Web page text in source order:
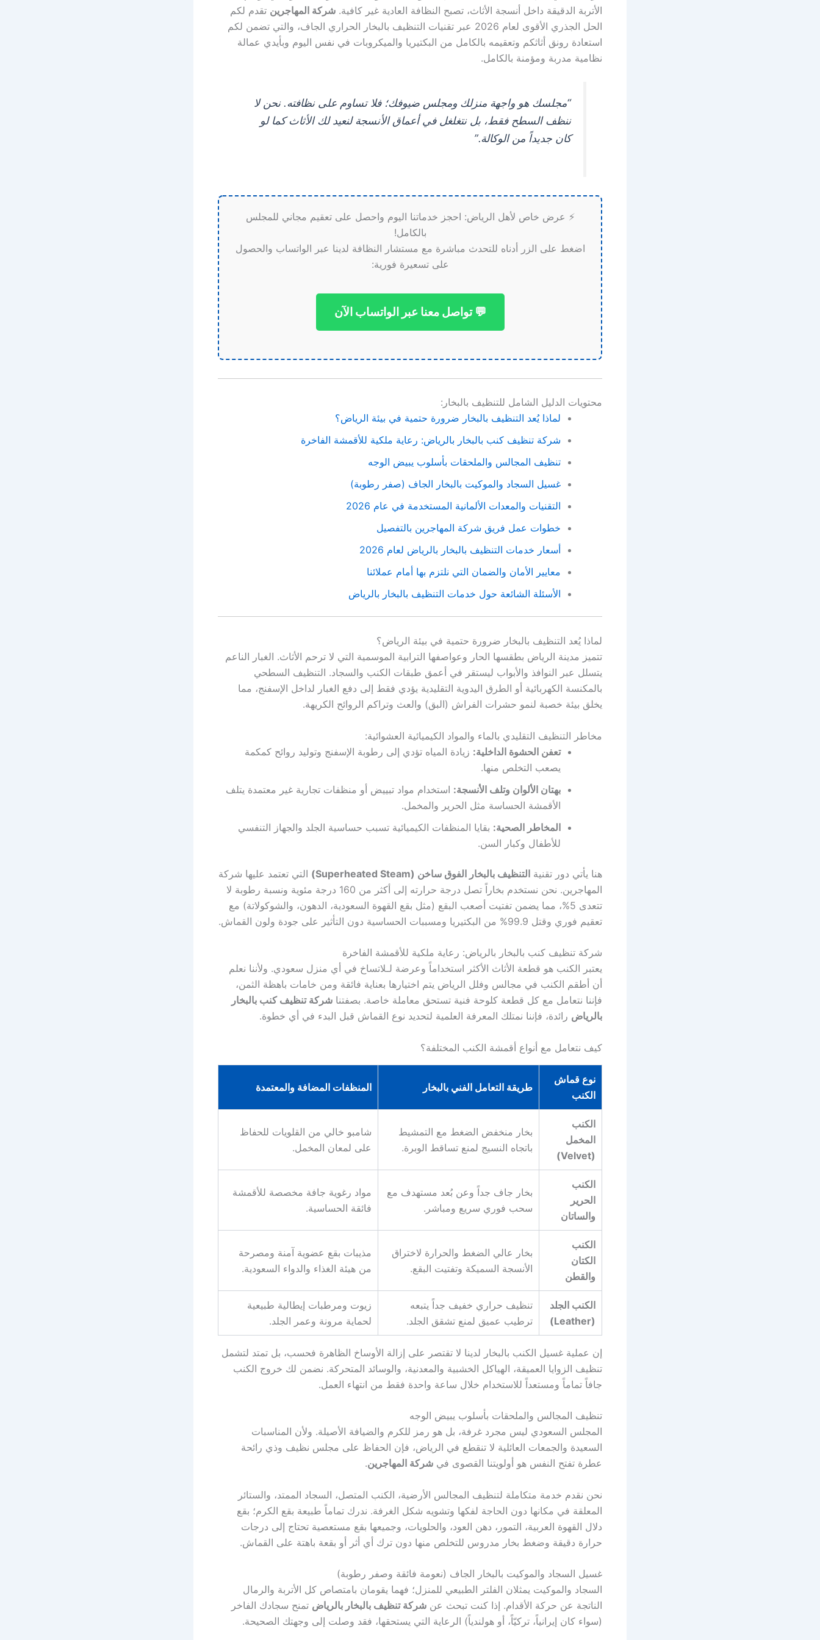
الأتربة الدقيقة داخل أنسجة الأثاث، تصبح النظافة العادية غير كافية. شركة المهاجرين تقدم لكم
الحل الجذري الأقوى لعام 2026 عبر تقنيات التنظيف بالبخار الحراري الجاف، والتي تضمن لكم
استعادة رونق أثاثكم وتعقيمه بالكامل من البكتيريا والميكروبات في نفس اليوم وبأيدي عمالة
نظامية مدربة ومؤمنة بالكامل.
“مجلسك هو واجهة منزلك ومجلس ضيوفك؛ فلا تساوم على نظافته. نحن لا
ننظف السطح فقط، بل نتغلغل في أعماق الأنسجة لنعيد لك الأثاث كما لو
كان جديداً من الوكالة.”
⚡ عرض خاص لأهل الرياض: احجز خدماتنا اليوم واحصل على تعقيم مجاني للمجلس
بالكامل!
اضغط على الزر أدناه للتحدث مباشرة مع مستشار النظافة لدينا عبر الواتساب والحصول
على تسعيرة فورية:
💬 تواصل معنا عبر الواتساب الآن
محتويات الدليل الشامل للتنظيف بالبخار:
لماذا يُعد التنظيف بالبخار ضرورة حتمية في بيئة الرياض؟
شركة تنظيف كنب بالبخار بالرياض: رعاية ملكية للأقمشة الفاخرة
تنظيف المجالس والملحقات بأسلوب يبيض الوجه
غسيل السجاد والموكيت بالبخار الجاف (صفر رطوبة)
التقنيات والمعدات الألمانية المستخدمة في عام 2026
خطوات عمل فريق شركة المهاجرين بالتفصيل
أسعار خدمات التنظيف بالبخار بالرياض لعام 2026
معايير الأمان والضمان التي نلتزم بها أمام عملائنا
الأسئلة الشائعة حول خدمات التنظيف بالبخار بالرياض
لماذا يُعد التنظيف بالبخار ضرورة حتمية في بيئة الرياض؟
تتميز مدينة الرياض بطقسها الحار وعواصفها الترابية الموسمية التي لا ترحم الأثاث. الغبار الناعم
يتسلل عبر النوافذ والأبواب ليستقر في أعمق طبقات الكنب والسجاد. التنظيف السطحي
بالمكنسة الكهربائية أو الطرق اليدوية التقليدية يؤدي فقط إلى دفع الغبار لداخل الإسفنج، مما
يخلق بيئة خصبة لنمو حشرات الفراش (البق) والعث وتراكم الروائح الكريهة.
مخاطر التنظيف التقليدي بالماء والمواد الكيميائية العشوائية:
تعفن الحشوة الداخلية: زيادة المياه تؤدي إلى رطوبة الإسفنج وتوليد روائح كمكمة
يصعب التخلص منها.
بهتان الألوان وتلف الأنسجة: استخدام مواد تبييض أو منظفات تجارية غير معتمدة يتلف
الأقمشة الحساسة مثل الحرير والمخمل.
المخاطر الصحية: بقايا المنظفات الكيميائية تسبب حساسية الجلد والجهاز التنفسي
للأطفال وكبار السن.
هنا يأتي دور تقنية التنظيف بالبخار الفوق ساخن (Superheated Steam)
التي تعتمد عليها شركة
المهاجرين. نحن نستخدم بخاراً تصل درجة حرارته إلى أكثر من 160 درجة مئوية ونسبة رطوبة لا
تتعدى 5%، مما يضمن تفتيت أصعب البقع (مثل بقع القهوة السعودية، الدهون، والشوكولاتة) مع
تعقيم فوري وقتل 99.9% من البكتيريا ومسببات الحساسية دون التأثير على جودة ولون القماش.
شركة تنظيف كنب بالبخار بالرياض: رعاية ملكية للأقمشة الفاخرة
يعتبر الكنب هو قطعة الأثاث الأكثر استخداماً وعرضة لـلاتساخ في أي منزل سعودي. ولأننا نعلم
أن أطقم الكنب في مجالس وفلل الرياض يتم اختيارها بعناية فائقة ومن خامات باهظة الثمن،
فإننا نتعامل مع كل قطعة كلوحة فنية تستحق معاملة خاصة. بصفتنا شركة تنظيف كنب بالبخار
بالرياض رائدة، فإننا نمتلك المعرفة العلمية لتحديد نوع القماش قبل البدء في أي خطوة.
كيف نتعامل مع أنواع أقمشة الكنب المختلفة؟
نوع قماش
الكنب
طريقة التعامل الفني بالبخار المنظفات المضافة والمعتمدة
الكنب
المخمل
(Velvet)
بخار منخفض الضغط مع التمشيط
باتجاه النسيج لمنع تساقط الوبرة.
شامبو خالي من القلويات للحفاظ
على لمعان المخمل.
الكنب
الحرير
والساتان
بخار جاف جداً وعن بُعد مستهدف مع
سحب فوري سريع ومباشر.
مواد رغوية جافة مخصصة للأقمشة
فائقة الحساسية.
الكنب
الكتان
والقطن
بخار عالي الضغط والحرارة لاختراق
الأنسجة السميكة وتفتيت البقع.
مذيبات بقع عضوية آمنة ومصرحة
من هيئة الغذاء والدواء السعودية.
الكنب الجلد
(Leather)
تنظيف حراري خفيف جداً يتبعه
ترطيب عميق لمنع تشقق الجلد.
زيوت ومرطبات إيطالية طبيعية
لحماية مرونة وعمر الجلد.
إن عملية غسيل الكنب بالبخار لدينا لا تقتصر على إزالة الأوساخ الظاهرة فحسب، بل تمتد لتشمل
تنظيف الزوايا العميقة، الهياكل الخشبية والمعدنية، والوسائد المتحركة. نضمن لك خروج الكنب
جافاً تماماً ومستعداً للاستخدام خلال ساعة واحدة فقط من انتهاء العمل.
تنظيف المجالس والملحقات بأسلوب يبيض الوجه
المجلس السعودي ليس مجرد غرفة، بل هو رمز للكرم والضيافة الأصيلة. ولأن المناسبات
السعيدة والجمعات العائلية لا تنقطع في الرياض، فإن الحفاظ على مجلس نظيف وذي رائحة
عطرة تفتح النفس هو أولويتنا القصوى في شركة المهاجرين.
نحن نقدم خدمة متكاملة لتنظيف المجالس الأرضية، الكنب المتصل، السجاد الممتد، والستائر
المعلقة في مكانها دون الحاجة لفكها وتشويه شكل الغرفة. ندرك تماماً طبيعة بقع الكرم؛ بقع
دلال القهوة العربية، التمور، دهن العود، والحلويات، وجميعها بقع مستعصية تحتاج إلى درجات
حرارة دقيقة وضغط بخار مدروس للتخلص منها دون ترك أي أثر أو بقعة باهتة على القماش.
غسيل السجاد والموكيت بالبخار الجاف (نعومة فائقة وصفر رطوبة)
السجاد والموكيت يمثلان الفلتر الطبيعي للمنزل؛ فهما يقومان بامتصاص كل الأتربة والرمال
الناتجة عن حركة الأقدام. إذا كنت تبحث عن شركة تنظيف بالبخار بالرياض تمنح سجادك الفاخر
(سواء كان إيرانياً، تركيّاً، أو هولندياً) الرعاية التي يستحقها، فقد وصلت إلى وجهتك الصحيحة.